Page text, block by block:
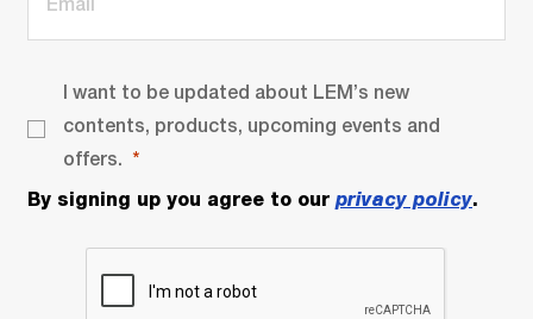
I want to be updated about LEM’s new
contents, products, upcoming events and
offers.
By signing up you agree to our privacy policy.